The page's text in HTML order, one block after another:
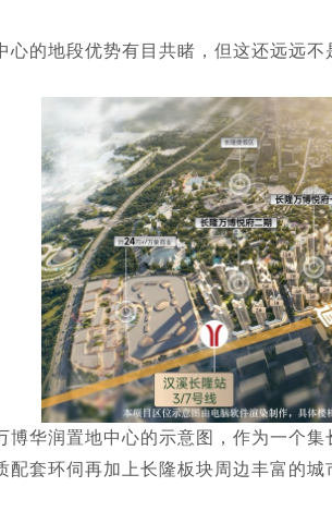
心的地段优势有目共睹，但这还远远
博华润置地中心的示意图， 作为一个集
配套环伺再加上长隆板块周边丰富的